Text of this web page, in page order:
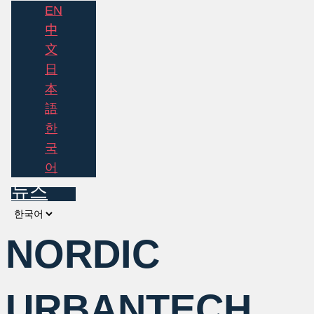
EN
中
文
日
本
語
한
국
어
뉴스
Choose
language
NORDIC